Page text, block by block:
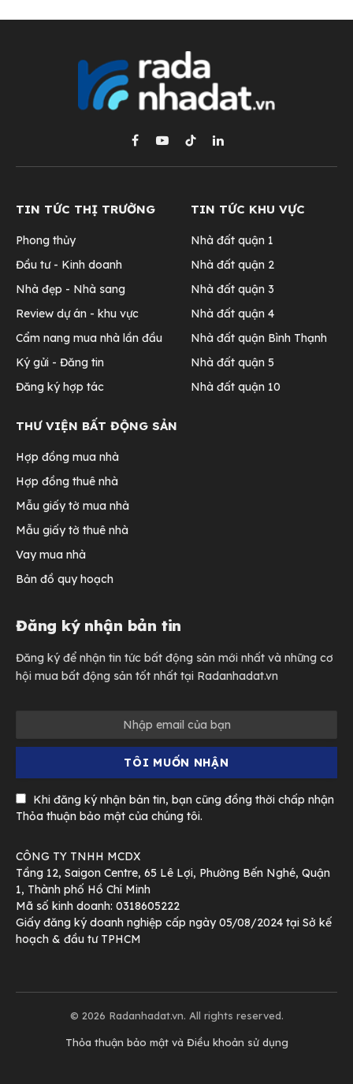
Facebook
YouTubeTikTokLinkedIn
TIN TỨC THỊ TRƯỜNG
Phong thủy
Đầu tư - Kinh doanh
Nhà đẹp - Nhà sang
Review dự án - khu vực
Cẩm nang mua nhà lần đầu
Ký gửi - Đăng tin
Đăng ký hợp tác
TIN TỨC KHU VỰC
Nhà đất quận 1
Nhà đất quận 2
Nhà đất quận 3
Nhà đất quận 4
Nhà đất quận Bình Thạnh
Nhà đất quận 5
Nhà đất quận 10
THƯ VIỆN BẤT ĐỘNG SẢN
Hợp đồng mua nhà
Hợp đồng thuê nhà
Mẫu giấy tờ mua nhà
Mẫu giấy tờ thuê nhà
Vay mua nhà
Bản đồ quy hoạch
Đăng ký nhận bản tin
Đăng ký để nhận tin tức bất động sản mới nhất và những cơ
hội mua bất động sản tốt nhất tại Radanhadat.vn
Khi đăng ký nhận bản tin, bạn cũng đồng thời chấp nhận
Thỏa thuận bảo mật của chúng tôi.
CÔNG TY TNHH MCDX
Tầng 12, Saigon Centre, 65 Lê Lợi, Phường Bến Nghé, Quận
1, Thành phố Hồ Chí Minh
Mã số kinh doanh: 0318605222
Giấy đăng ký doanh nghiệp cấp ngày 05/08/2024 tại Sở kế
hoạch & đầu tư TPHCM
© 2026 Radanhadat.vn. All rights reserved.
Thỏa thuận bảo mật và Điều khoản sử dụng